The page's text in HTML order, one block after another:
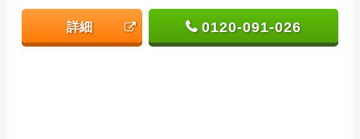
詳細 0120-091-026